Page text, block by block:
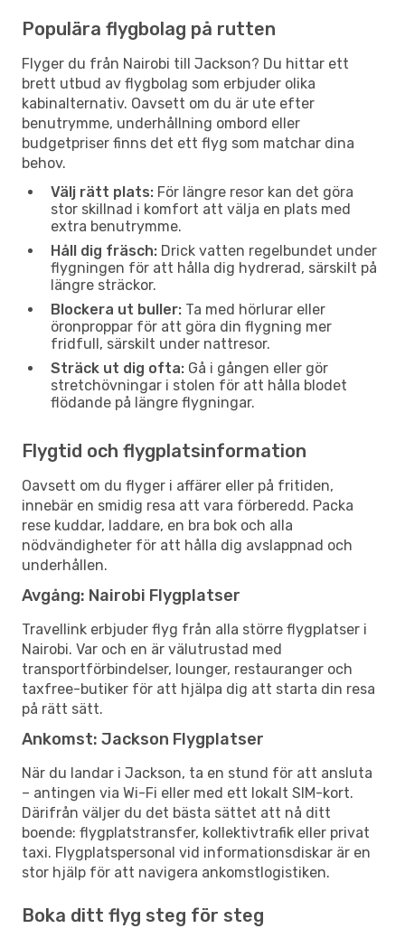
Populära flygbolag på rutten
Flyger du från Nairobi till Jackson? Du hittar ett
brett utbud av flygbolag som erbjuder olika
kabinalternativ. Oavsett om du är ute efter
benutrymme, underhållning ombord eller
budgetpriser finns det ett flyg som matchar dina
behov.
Välj rätt plats: För längre resor kan det göra
stor skillnad i komfort att välja en plats med
extra benutrymme.
Håll dig fräsch: Drick vatten regelbundet under
flygningen för att hålla dig hydrerad, särskilt på
längre sträckor.
Blockera ut buller: Ta med hörlurar eller
öronproppar för att göra din flygning mer
fridfull, särskilt under nattresor.
Sträck ut dig ofta: Gå i gången eller gör
stretchövningar i stolen för att hålla blodet
flödande på längre flygningar.
Flygtid och flygplatsinformation
Oavsett om du flyger i affärer eller på fritiden,
innebär en smidig resa att vara förberedd. Packa
rese kuddar, laddare, en bra bok och alla
nödvändigheter för att hålla dig avslappnad och
underhållen.
Avgång: Nairobi Flygplatser
Travellink erbjuder flyg från alla större flygplatser i
Nairobi. Var och en är välutrustad med
transportförbindelser, lounger, restauranger och
taxfree-butiker för att hjälpa dig att starta din resa
på rätt sätt.
Ankomst: Jackson Flygplatser
När du landar i Jackson, ta en stund för att ansluta
– antingen via Wi-Fi eller med ett lokalt SIM-kort.
Därifrån väljer du det bästa sättet att nå ditt
boende: flygplatstransfer, kollektivtrafik eller privat
taxi. Flygplatspersonal vid informationsdiskar är en
stor hjälp för att navigera ankomstlogistiken.
Boka ditt flyg steg för steg